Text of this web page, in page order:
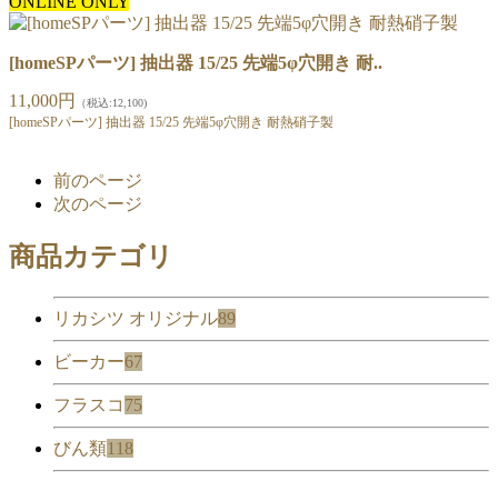
[homeSPパーツ] 抽出器 15/25 先端5φ穴開き 耐..
11,000円 （税込:12,100)
[homeSPパーツ] 抽出器 15/25 先端5φ穴開き 耐熱硝子製
前のページ
次のページ
商品カテゴリ
リカシツ オリジナル89
ビーカー67
フラスコ 75
びん類118